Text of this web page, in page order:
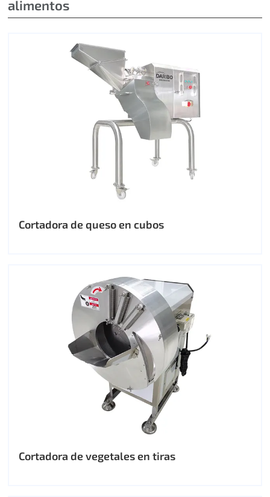
alimentos
Cortadora de queso en cubos
Cortadora de vegetales en tiras